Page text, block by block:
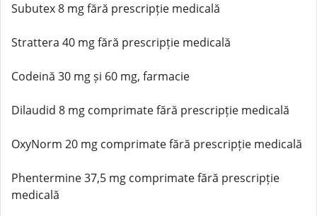
Subutex 8 mg fără prescripție medicală
Strattera 40 mg fără prescripție medicală
Codeină 30 mg și 60 mg, farmacie
Dilaudid 8 mg comprimate fără prescripție medicală
OxyNorm 20 mg comprimate fără prescripție medicală
Phentermine 37,5 mg comprimate fără prescripție
medicală